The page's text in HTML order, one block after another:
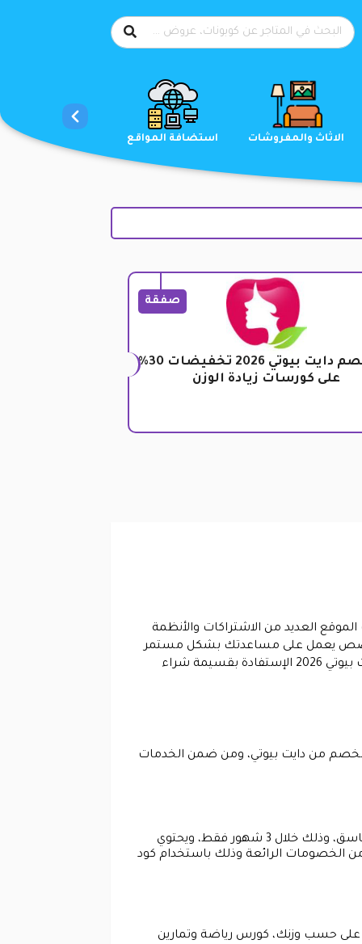
استضافة المواقع الاثاث والمفروشات الاحذية
صفقة
كود خصم دايت بيوتي 2026 تخفيضات 30%
على كورسات زيادة الوزن
إليها، حيث يوفر لك الموقع العديد من الاشتراكات والأنظمة
يعمل على مساعدتك بشكل مستمر
على تحقيق هدفك والوصول إلى الوزن المثالي من خلال أبسط الطرق الممكنة، وتستطيع عن طريق كود خصم دايت بيوتي 2026 الإستفادة بقسيمة شراء
الحصول عليها بخصم حتى 30% وذلك باستخدام كود الخصم من دايت بيوتي، ومن ضمن الخدمات
تحدي 90 يوم والذي من خلاله يمكنك خسارة أكثر من 20 كيلو من وزنك، والاستمتاع بجسم صحي ومشدود ومتناسق، وذلك خلال 3 شهور فقط، ويحتوي
الخصومات الرائعة وذلك باستخدام كود
على حسب وزنك، كورس رياضة وتمارين